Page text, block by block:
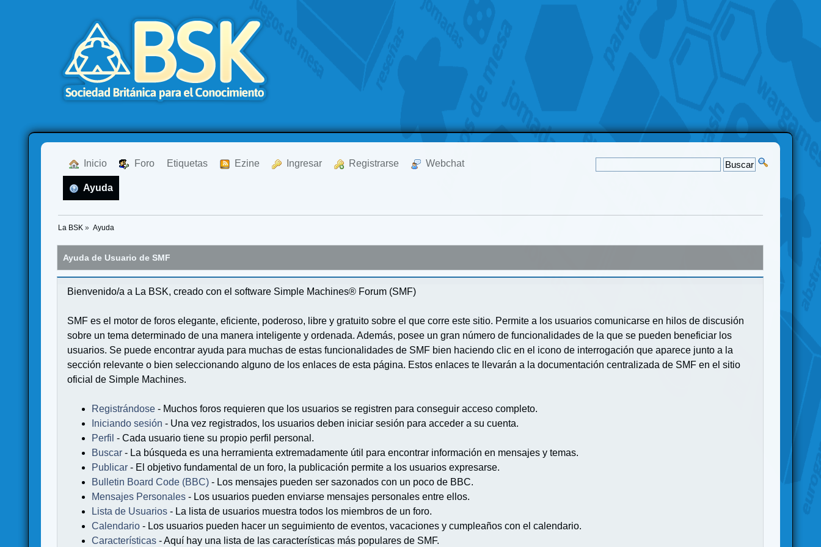
Inicio Foro Etiquetas Ezine Ingresar Registrarse Webchat
Ayuda
La BSK » Ayuda
Ayuda de Usuario de SMF
Bienvenido/a a La BSK, creado con el software Simple Machines® Forum (SMF)
SMF es el motor de foros elegante, eficiente, poderoso, libre y gratuito sobre el que corre este sitio. Permite a los usuarios comunicarse en hilos de discusión
sobre un tema determinado de una manera inteligente y ordenada. Además, posee un gran número de funcionalidades de la que se pueden beneficiar los
usuarios. Se puede encontrar ayuda para muchas de estas funcionalidades de SMF bien haciendo clic en el icono de interrogación que aparece junto a la
sección relevante o bien seleccionando alguno de los enlaces de esta página. Estos enlaces te llevarán a la documentación centralizada de SMF en el sitio
oficial de Simple Machines.
Registrándose - Muchos foros requieren que los usuarios se registren para conseguir acceso completo.
Iniciando sesión - Una vez registrados, los usuarios deben iniciar sesión para acceder a su cuenta.
Perfil - Cada usuario tiene su propio perfil personal.
Buscar - La búsqueda es una herramienta extremadamente útil para encontrar información en mensajes y temas.
Publicar - El objetivo fundamental de un foro, la publicación permite a los usuarios expresarse.
Bulletin Board Code (BBC)- Los mensajes pueden ser sazonados con un poco de BBC.
Mensajes Personales - Los usuarios pueden enviarse mensajes personales entre ellos.
Lista de Usuarios - La lista de usuarios muestra todos los miembros de un foro.
Calendario - Los usuarios pueden hacer un seguimiento de eventos, vacaciones y cumpleaños con el calendario.
Características - Aquí hay una lista de las características más populares de SMF.